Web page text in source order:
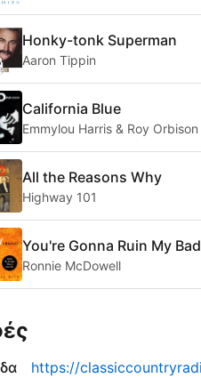
Honky-tonk Superman
Aaron Tippin
California Blue
Emmylou Harris & Roy Orbison
All the Reasons Why
Highway 101
You're Gonna Ruin My
Ronnie McDowell
https://